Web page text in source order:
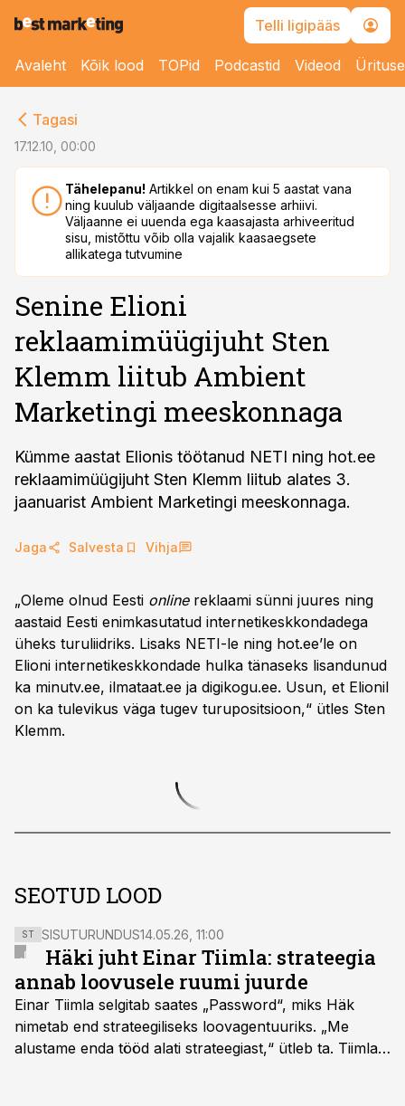
Telli ligipääs
Avaleht Kõik lood TOPid Podcastid Videod
Tagasi
17.12.10, 00:00
Tähelepanu! Artikkel on enam kui 5 aastat vana
ning kuulub väljaande digitaalsesse arhiivi.
Väljaanne ei uuenda ega kaasajasta arhiveeritud
sisu, mistõttu võib olla vajalik kaasaegsete
allikatega tutvumine
Senine Elioni
reklaamimüügijuht Sten
Klemm liitub Ambient
Marketingi meeskonnaga
Kümme aastat Elionis töötanud NETI ning hot.ee
reklaamimüügijuht Sten Klemm liitub alates 3.
jaanuarist Ambient Marketingi meeskonnaga.
Jaga Salvesta Vihja
„Oleme olnud Eesti onlinereklaami sünni juures ning
aastaid Eesti enimkasutatud internetikeskkondadega
üheks turuliidriks. Lisaks NETI-le ning hot.ee’le on
Elioni internetikeskkondade hulka tänaseks lisandunud
ka minutv.ee, ilmataat.ee ja digikogu.ee. Usun, et Elionil
on ka tulevikus väga tugev turupositsioon,“ ütles Sten
Klemm.
SEOTUD LOOD
ST SISUTURUNDUS14.05.26, 11:00
Häki juht Einar Tiimla: strateegia
annab loovusele ruumi juurde
Einar Tiimla selgitab saates „Password“, miks Häk
nimetab end strateegiliseks loovagentuuriks. „Me
alustame enda tööd alati strateegiast,“ ütleb ta. Tiimla